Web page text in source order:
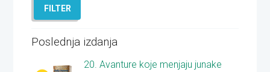
cenaFILTER
Poslednja izdanja
20. Avanture koje menjaju junake